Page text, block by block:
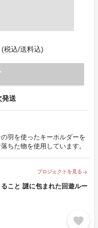
(税込/送料込)
発送
羽を使ったキーホルダーを
ちた物を使用しています。
プロジェクトを見る arrow_forward
こと 謎に包まれた回遊ルー
favorite